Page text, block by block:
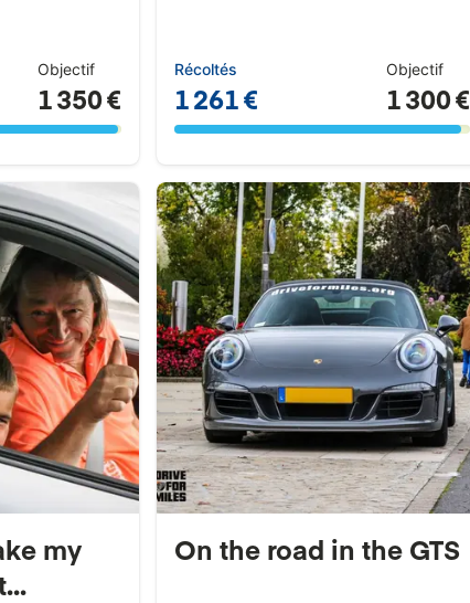
Objectif
1 350 €
Récoltés
1 261 €
Objectif
1 300 €
my
On the road in the GTS